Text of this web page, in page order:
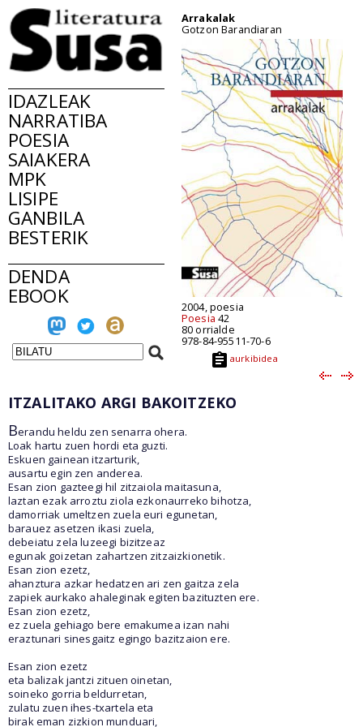
IDAZLEAK
NARRATIBA
POESIA
SAIAKERA
MPK
LISIPE
GANBILA
BESTERIK
DENDA
EBOOK
Arrakalak
Gotzon Barandiaran
2004, poesia
Poesia 42
80 orrialde
978-84-95511-70-6
aurkibidea
ITZALITAKO ARGI BAKOITZEKO
Berandu heldu zen senarra ohera.
Loak hartu zuen hordi eta guzti.
Eskuen gainean itzarturik,
ausartu egin zen anderea.
Esan zion gazteegi hil zitzaiola maitasuna,
laztan ezak arroztu ziola ezkonaurreko bihotza,
damorriak umeltzen zuela euri egunetan,
barauez asetzen ikasi zuela,
debeiatu zela luzeegi bizitzeaz
egunak goizetan zahartzen zitzaizkionetik.
Esan zion ezetz,
ahanztura azkar hedatzen ari zen gaitza zela
zapiek aurkako ahaleginak egiten bazituzten ere.
Esan zion ezetz,
ez zuela gehiago bere emakumea izan nahi
eraztunari sinesgaitz egingo bazitzaion ere.
Esan zion ezetz
eta balizak jantzi zituen oinetan,
soineko gorria beldurretan,
zulatu zuen ihes-txartela eta
birak eman zizkion munduari,